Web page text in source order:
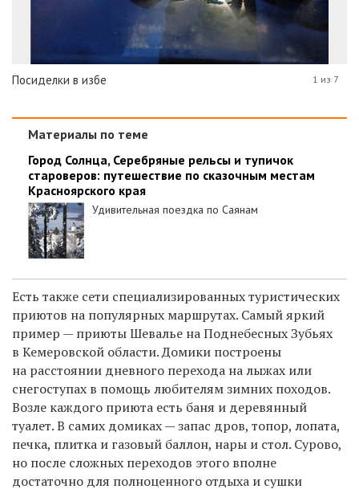
Посиделки в избе 1 из 7
Материалы по теме
Город Солнца, Серебряные рельсы и тупичок
староверов: путешествие по сказочным местам
Красноярского края
Удивительная поездка по Саянам
Есть также сети специализированных туристических
приютов на популярных маршрутах. Самый яркий
пример — приюты Шевалье на Поднебесных Зубьях
в Кемеровской области. Домики построены
на расстоянии дневного перехода на лыжах или
снегоступах в помощь любителям зимних походов.
Возле каждого приюта есть баня и деревянный
туалет. В самих домиках — запас дров, топор, лопата,
печка, плитка и газовый баллон, нары и стол. Сурово,
но после сложных переходов этого вполне
достаточно для полноценного отдыха и сушки